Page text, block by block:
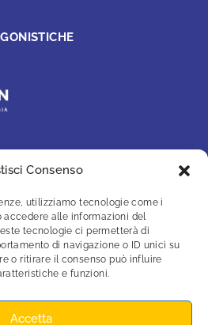
Consenso
utilizziamo tecnologie come i
alle informazioni del
tecnologie ci permetterà di
di navigazione o ID unici su
o ritirare il consenso può influire
e funzioni.
Accetta